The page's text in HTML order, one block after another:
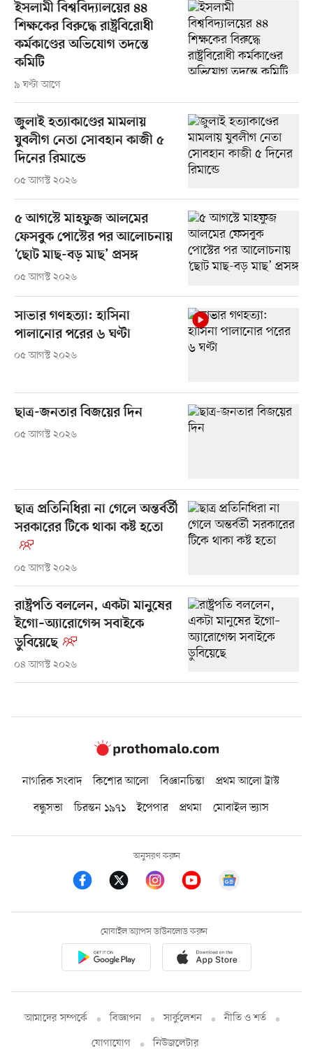
ইসলামী বিশ্ববিদ্যালয়ের ৪৪
শিক্ষকের বিরুদ্ধে রাষ্ট্রবিরোধী
কর্মকাণ্ডের অভিযোগ তদন্তে
কমিটি
৯ ঘণ্টা আগে
জুলাই হত্যাকাণ্ডের মামলায়
যুবলীগ নেতা সোবহান কাজী ৫
দিনের রিমান্ডে
০৫ আগস্ট ২০২৬
৫ আগস্টে মাহফুজ আলমের
ফেসবুক পোস্টের পর আলোচনায়
‘ছোট মাছ-বড় মাছ’ প্রসঙ্গ
০৫ আগস্ট ২০২৬
সাভার গণহত্যা: হাসিনা
পালানোর পরের ৬ ঘণ্টা
০৫ আগস্ট ২০২৬
ছাত্র-জনতার বিজয়ের দিন
০৫ আগস্ট ২০২৬
ছাত্র প্রতিনিধিরা না গেলে অন্তর্বর্তী
সরকারের টিকে থাকা কষ্ট হতো
০৫ আগস্ট ২০২৬
রাষ্ট্রপতি বললেন, একটা মানুষের
ইগো–অ্যারোগেন্স সবাইকে
ডুবিয়েছে
০৪ আগস্ট ২০২৬
নাগরিক সংবাদ কিশোর আলো বিজ্ঞানচিন্তা
প্রথম আলো ট্রাস্ট
বন্ধুসভা
চিরন্তন ১৯৭১ ইপেপার প্রথমা মোবাইল ভ্যাস
অনুসরণ করুন
মোবাইল অ্যাপস ডাউনলোড করুন
আমাদের সম্পর্কে বিজ্ঞাপন সার্কুলেশন
নীতি ও শর্ত
যোগাযোগ
নিউজলেটার